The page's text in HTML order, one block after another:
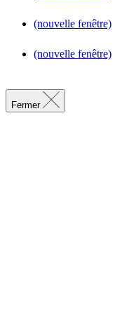
(nouvelle fenêtre)
(nouvelle fenêtre)
Fermer